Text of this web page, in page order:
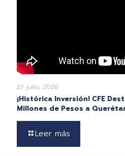
27 julio, 2026
¡Histórica Inversión! CFE
Millones de Pesos a
Leer más